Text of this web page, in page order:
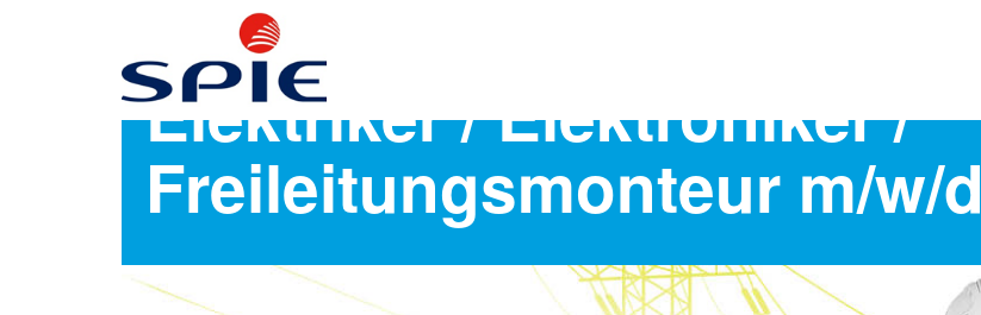
Elektriker / Elektroniker /
Freileitungsmonteur m/w/d